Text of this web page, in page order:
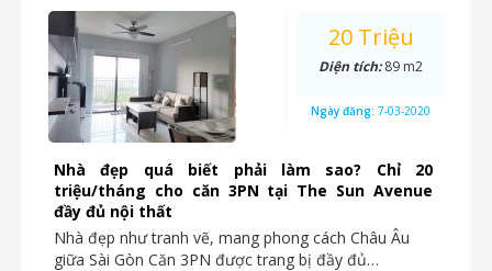
Nhà đẹp quá biết phải làm sao? Chỉ 20
triệu/tháng cho căn 3PN tại The Sun Avenue
đầy đủ nội thất
Nhà đẹp như tranh vẽ, mang phong cách Châu Âu
giữa Sài Gòn Căn 3PN được trang bị đầy đủ…
20 Triệu
Diện tích:89 m2
Ngày đăng: 7-03-2020